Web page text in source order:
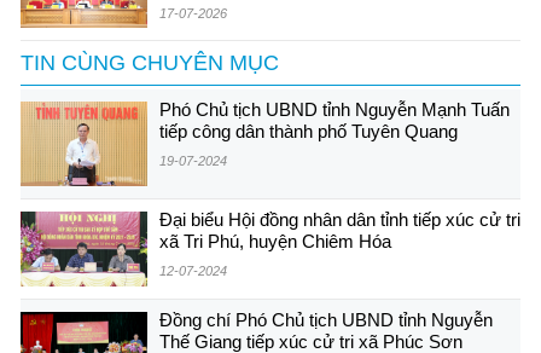
17-07-2026
TIN CÙNG CHUYÊN MỤC
Phó Chủ tịch UBND tỉnh Nguyễn Mạnh Tuấn
tiếp công dân thành phố Tuyên Quang
19-07-2024
Đại biểu Hội đồng nhân dân tỉnh tiếp xúc cử tri
xã Tri Phú, huyện Chiêm Hóa
12-07-2024
Đồng chí Phó Chủ tịch UBND tỉnh Nguyễn
Thế Giang tiếp xúc cử tri xã Phúc Sơn